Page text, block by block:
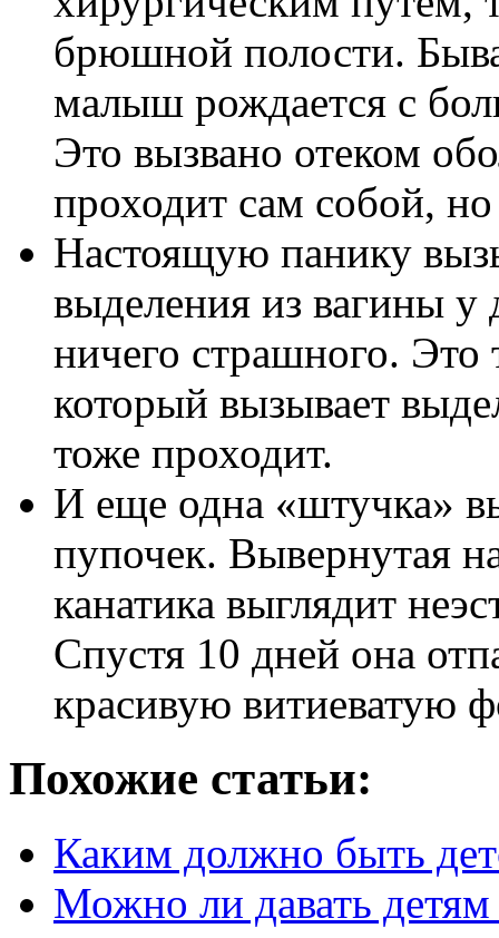
брюшной полости.
малыш рождается с
Это вызвано отеком
проходит сам собой,
Настоящую панику
выделения из вагины у
ничего страшного.
который вызывает
тоже проходит.
И еще одна «штучка»
пупочек. Вывернутая
канатика выглядит
Спустя 10 дней она
красивую витиеватую
Похожие статьи:
Каким должно быть
Можно ли давать